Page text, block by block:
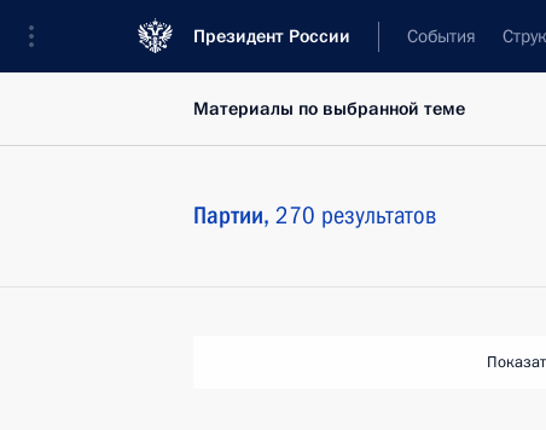
Президент России События
Материалы по выбранной теме
Партии, 270 результатов